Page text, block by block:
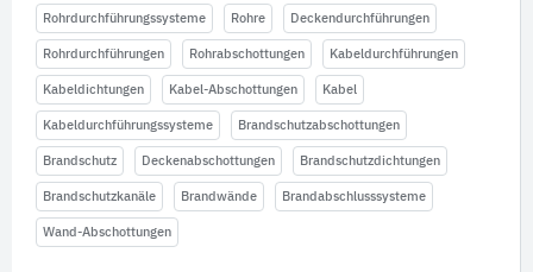
Rohrdurchführungssysteme Rohre Deckendurchführungen
Rohrdurchführungen Rohrabschottungen Kabeldurchführungen
Kabeldichtungen Kabel-Abschottungen Kabel
Kabeldurchführungssysteme Brandschutzabschottungen
Brandschutz Deckenabschottungen Brandschutzdichtungen
Brandschutzkanäle Brandwände Brandabschlusssysteme
Wand-Abschottungen